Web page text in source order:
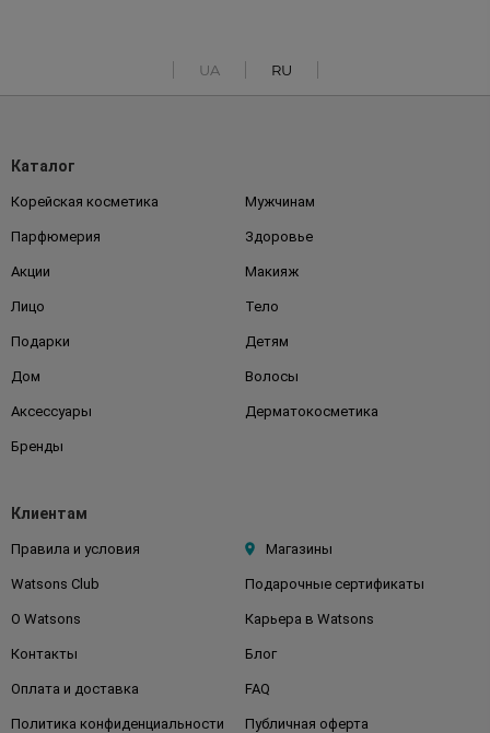
UA RU
Каталог
Корейская косметика Мужчинам
Парфюмерия Здоровье
Акции Макияж
Лицо Тело
Подарки Детям
Дом Волосы
Аксессуары Дерматокосметика
Бренды
Клиентам
Правила и условия Магазины
Watsons Club Подарочные сертификаты
О Watsons Карьера в Watsons
Контакты Блог
Оплата и доставка FAQ
Политика конфиденциальности Публичная оферта